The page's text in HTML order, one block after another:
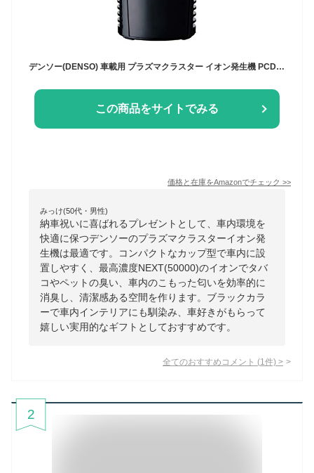
デンソー(DENSO) 車載用 プラズマクラスター イオン発生機 PCDND-B 最高濃度 NEXT(50000) カップ型 車内消臭 ブラック 製造元 シャープ(SHARP) 品番：261300-0010
この商品をサイトでみる
価格と在庫をAmazonでチェック >>
みっけ(50代・男性)
納車祝いに喜ばれるプレゼントとして、車内環境を
快適に保つデンソーのプラズマクラスターイオン発
生機は最適です。コンパクトなカップ型で車内に設
置しやすく、最高濃度NEXT(50000)のイオンでタバ
コやペットの臭い、車内のこもった匂いを効率的に
消臭し、清潔感ある空間を作ります。ブラックカラ
ーで車内インテリアにも馴染み、車好きがもらって
嬉しい実用的なギフトとしておすすめです。
全てのおすすめコメント (1 件) >
2